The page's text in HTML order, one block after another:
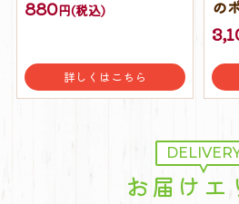
880円(税込)
詳しくはこちら
の
お届けエ